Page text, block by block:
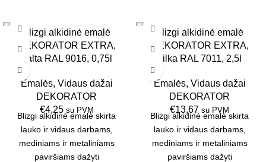
Blizgi alkidinė emalė
DEKORATOR EXTRA,
balta RAL 9016, 0,75l
Emalės, Vidaus dažai
DEKORATOR
€4,25 su PVM
Blizgi alkidinė emalė skirta
lauko ir vidaus darbams,
mediniams ir metaliniams
paviršiams dažyti
PILKA
Blizgi alkidinė emalė
DEKORATOR EXTRA,
pilka RAL 7011, 2,5l
Emalės, Vidaus dažai
DEKORATOR
€13,67 su PVM
Blizgi alkidinė emalė skirta
lauko ir vidaus darbams,
mediniams ir metaliniams
paviršiams dažyti